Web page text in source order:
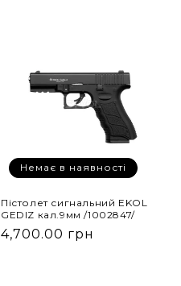
Немає в наявності
Пістолет сигнальний EKOL
GEDIZ кал.9мм /1002847/
4,700.00 грн